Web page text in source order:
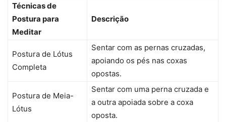
Técnicas de
Postura para
Meditar
Descrição
Postura de Lótus
Completa
Sentar com as pernas cruzadas,
apoiando os pés nas coxas
opostas.
Postura de Meia-
Lótus
Sentar com uma perna cruzada e
a outra apoiada sobre a coxa
oposta.